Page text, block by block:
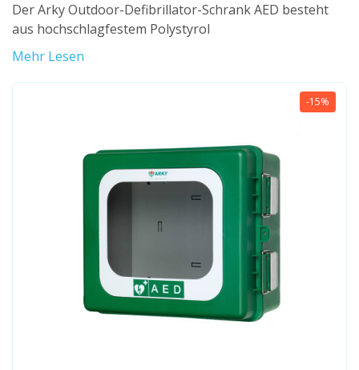
Der Arky Outdoor-Defibrillator-Schrank AED besteht
aus hochschlagfestem Polystyrol
Mehr Lesen
-15%